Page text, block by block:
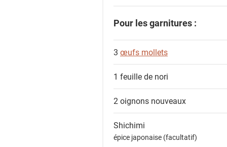
Pour les garnitures :
3 œufs mollets
1 feuille de nori
2 oignons nouveaux
Shichimi
épice japonaise (facultatif)